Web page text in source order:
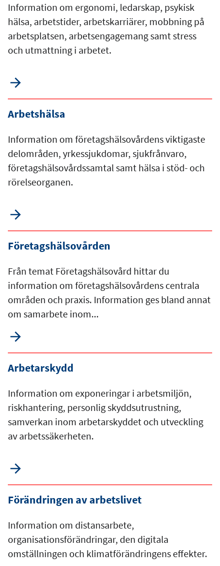
Information om ergonomi, ledarskap, psykisk
hälsa, arbetstider, arbetskarriärer, mobbning på
arbetsplatsen, arbetsengagemang samt stress
och utmattning i arbetet.
Arbetshälsa
Information om företagshälsovårdens viktigaste
delområden, yrkessjukdomar, sjukfrånvaro,
företagshälsovårdssamtal samt hälsa i stöd- och
rörelseorganen.
Företagshälsovården
Från temat Företagshälsovård hittar du
information om företagshälsovårdens centrala
områden och praxis. Information ges bland annat
om samarbete inom...
Arbetarskydd
Information om exponeringar i arbetsmiljön,
riskhantering, personlig skyddsutrustning,
samverkan inom arbetarskyddet och utveckling
av arbetssäkerheten.
Förändringen av arbetslivet
Information om distansarbete,
organisationsförändringar, den digitala
omställningen och klimatförändringens effekter.